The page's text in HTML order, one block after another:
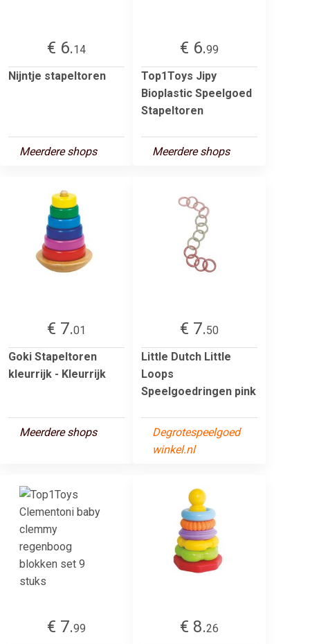
€ 6.14
Nijntje stapeltoren
Meerdere shops
€ 6.99
Top1Toys Jipy
Bioplastic Speelgoed
Stapeltoren
Meerdere shops
€ 7.01
Goki Stapeltoren
kleurrijk - Kleurrijk
Meerdere shops
€ 7.50
Little Dutch Little
Loops
Speelgoedringen pink
Degrotespeelgoed
winkel.nl
€ 7.99
€ 8.26